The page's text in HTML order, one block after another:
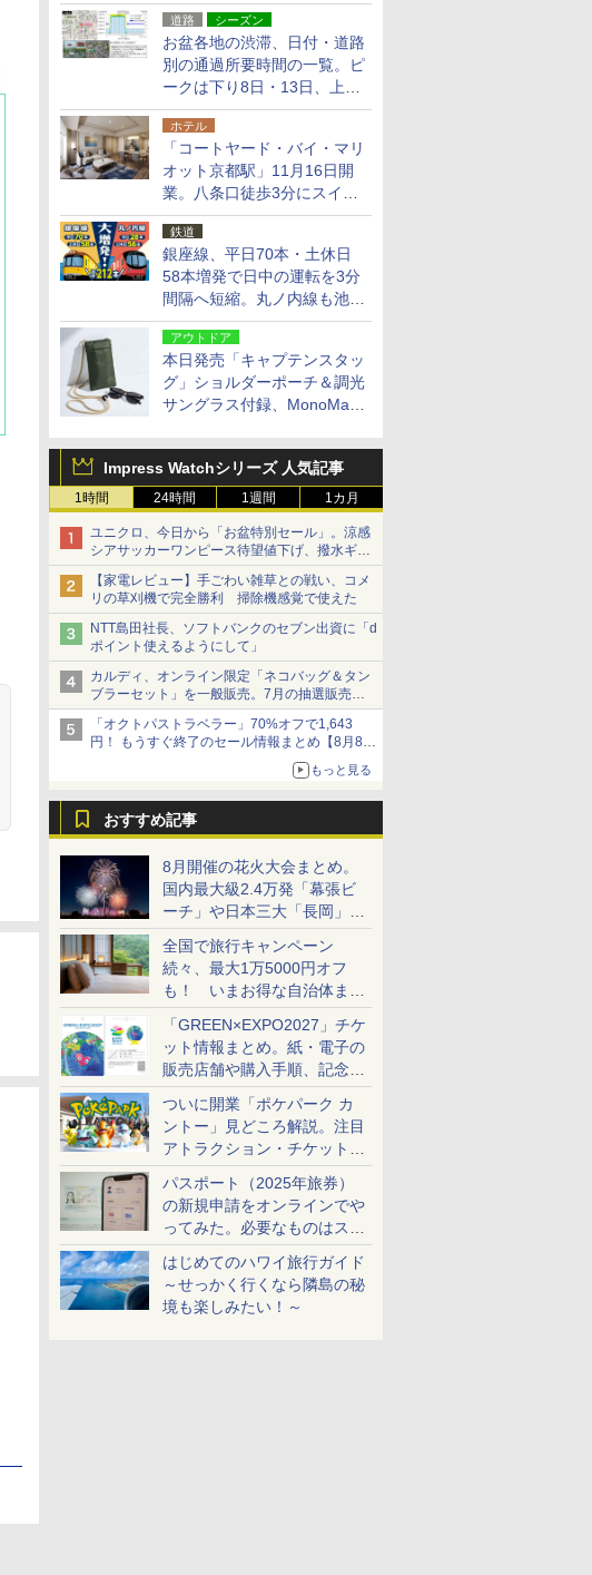
道路 シーズン
お盆各地の渋滞、日付・道路
別の通過所要時間の一覧。ピ
ークは下り8日・13日、上り
14日・15日
ホテル
「コートヤード・バイ・マリ
オット京都駅」11月16日開
業。八条口徒歩3分にスイー
ト含む全270室、ダイニング
も併設
鉄道
銀座線、平日70本・土休日
58本増発で日中の運転を3分
間隔へ短縮。丸ノ内線も池袋
～中野坂上を4分間隔に
アウトドア
本日発売「キャプテンスタッ
グ」ショルダーポーチ＆調光
サングラス付録、MonoMax
Impress Watchシリーズ 人気記事
1時間 24時間 1週間 1カ月
ユニクロ、今日から「お盆特別セール」。涼感
シアサッカーワンピース待望値下げ、撥水ギア
ショーツは1990円に
【家電レビュー】手ごわい雑草との戦い、コメ
リの草刈機で完全勝利 掃除機感覚で使えた
NTT島田社長、ソフトバンクのセブン出資に「d
ポイント使えるようにして」
カルディ、オンライン限定「ネコバッグ＆タン
ブラーセット」を一般販売。7月の抽選販売の
当選無効分
「オクトパストラベラー」70%オフで1,643
円！ もうすぐ終了のセール情報まとめ【8月8日
ニンテンドーeショップでは「大神 絶景版」が
もっと見る
おすすめ記事
8月開催の花火大会まとめ。
国内最大級2.4万発「幕張ビ
ーチ」や日本三大「長岡」な
ど大型イベント目白押し！
全国で旅行キャンペーン
続々、最大1万5000円オフ
も！ いまお得な自治体まと
め
「GREEN×EXPO2027」チケ
ット情報まとめ。紙・電子の
販売店舗や購入手順、記念チ
ケットも解説
ついに開業「ポケパーク カ
ントー」見どころ解説。注目
アトラクション・チケット手
配・来場前に必要な準備は？
パスポート（2025年旅券）
の新規申請をオンラインでや
ってみた。必要なものはスマ
ホとマイナカードのみ
はじめてのハワイ旅行ガイド
～せっかく行くなら隣島の秘
境も楽しみたい！～